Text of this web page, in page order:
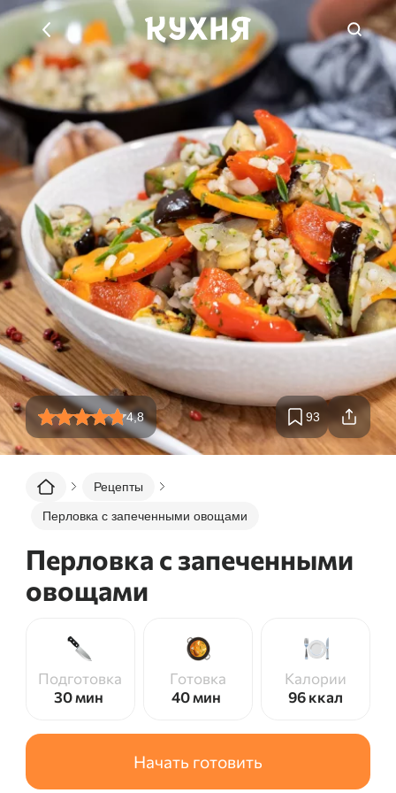
4,8 93
Рецепты
Перловка с запеченными овощами
Перловка с запеченными
овощами
Подготовка
30 мин
Готовка
40 мин
Калории
96 ккал
Начать готовить